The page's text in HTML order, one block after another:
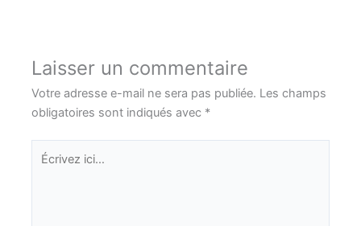
Laisser un commentaire
Votre adresse e-mail ne sera pas publiée. Les champs
obligatoires sont indiqués avec *
Écrivez